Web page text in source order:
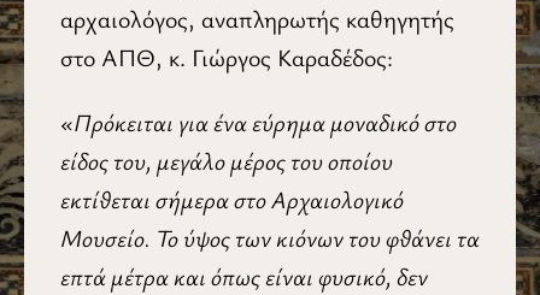
αρχαιολόγος, αναπληρωτής καθηγητής
στο ΑΠΘ, κ. Γιώργος Καραδέδος:
«Πρόκειται για ένα εύρημα μοναδικό στο
είδος του, μεγάλο μέρος του οποίου
εκτίθεται σήμερα στο Αρχαιολογικό
Μουσείο. Το ύψος των κιόνων του φθάνει τα
επτά μέτρα και όπως είναι φυσικό, δεν